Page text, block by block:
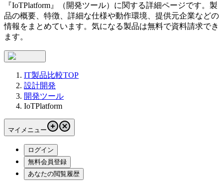
『IoTPlatform 』（ 開発ツール）に関する詳細ページです。製
品の概要、特徴、詳細な仕様や動作環境、提供元企業などの
情報をまとめています。気になる製品は無料で資料請求でき
ます。
IT製品比較TOP
設計開発
開発ツール
IoTPlatform
マイメニュー
ログイン
無料会員登録
あなたの閲覧履歴